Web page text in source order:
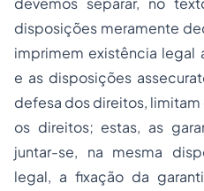
disposições meramente
imprimem existência legal
e as disposições
defesa dos direitos,
os direitos; estas, as
juntar-se, na mesma
legal, a fixação da